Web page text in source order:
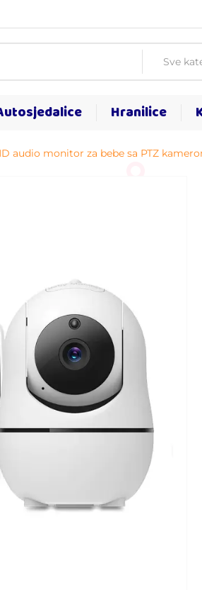
Sve
Hranilice
audio monitor za bebe sa PTZ